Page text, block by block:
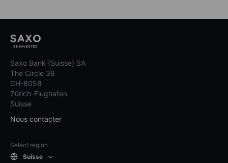
Saxo Bank (Suisse) SA
The Circle 38
CH-8058
Zürich-Flughafen
Suisse
Nous contacter
Select region
Suisse